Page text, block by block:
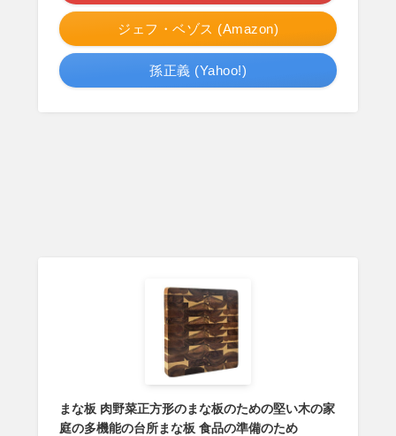
ジェフ・ベゾス (Amazon)
孫正義 (Yahoo!)
まな板 肉野菜正方形のまな板のための堅い木の家
庭の多機能の台所まな板 食品の準備のため